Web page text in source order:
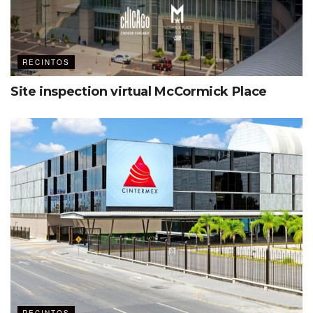
RECINTOS
Site inspection virtual McCormick Place